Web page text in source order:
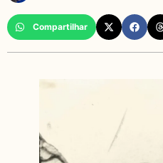
Compartilhar